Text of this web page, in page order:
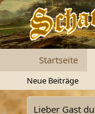
Startseite
Neue Beiträge
Lieber Gast